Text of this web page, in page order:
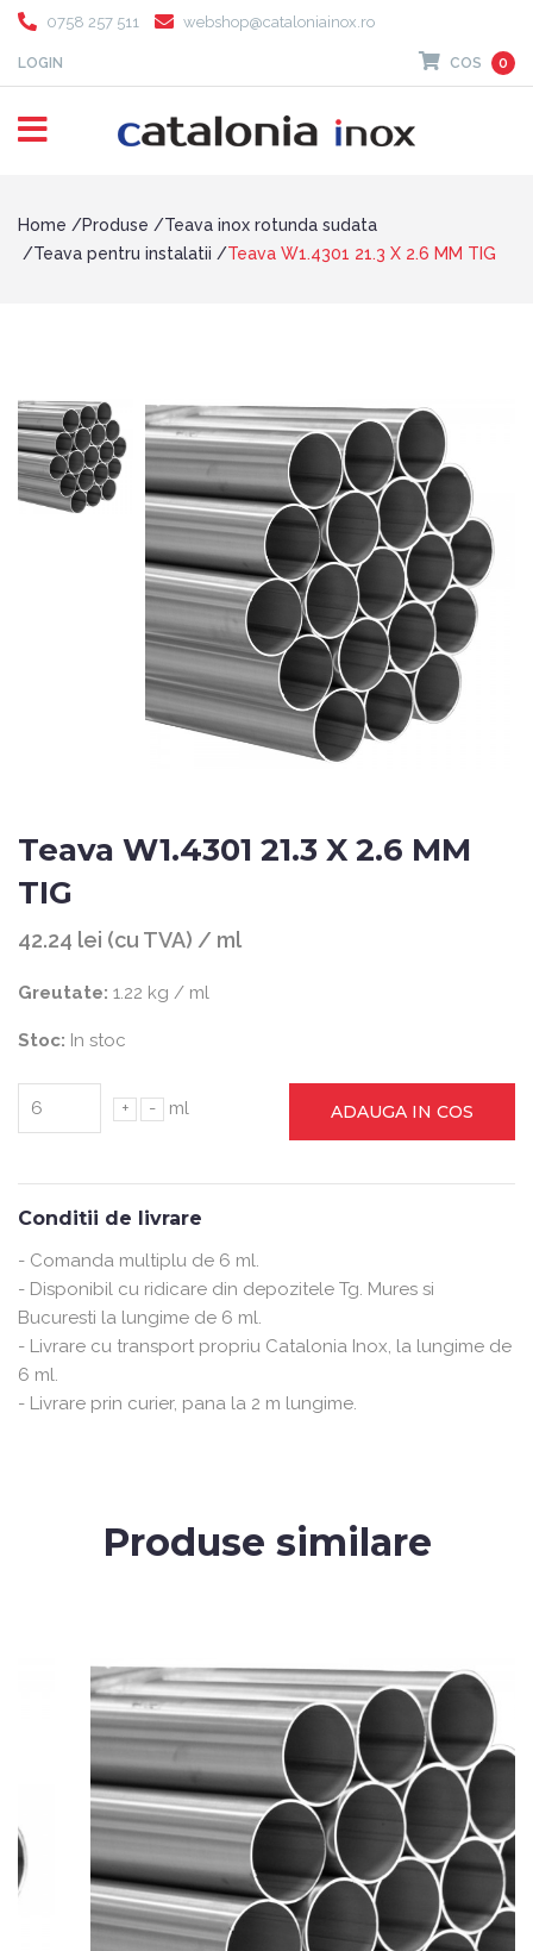
0758 257 511 webshop@cataloniainox.ro
LOGIN COS 0
Home Produse
Teava inox rotunda sudata
Teava pentru instalatii
Teava W1.4301 21.3 X 2.6 MM TIG
Teava W1.4301 21.3 X 2.6 MM
TIG
42.24 lei (cu TVA) / ml
Greutate: 1.22 kg / ml
Stoc: In stoc
+ - ml ADAUGA IN COS
Conditii de livrare
- Comanda multiplu de 6 ml.
- Disponibil cu ridicare din depozitele Tg. Mures si
Bucuresti la lungime de 6 ml.
- Livrare cu transport propriu Catalonia Inox, la lungime de
6 ml.
- Livrare prin curier, pana la 2 m lungime.
Produse similare